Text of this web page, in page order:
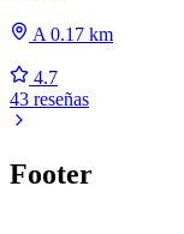
A 0.17 km
4.7
43 reseñas
Footer